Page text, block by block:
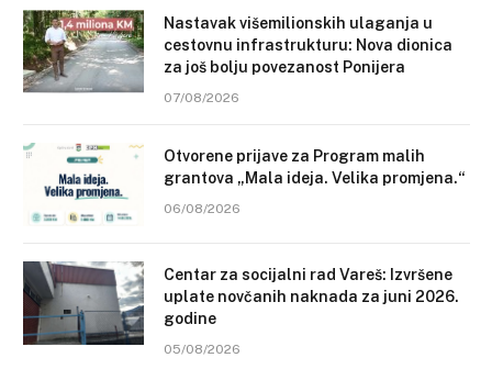
Nastavak višemilionskih ulaganja u
cestovnu infrastrukturu: Nova dionica
za još bolju povezanost Ponijera
07/08/2026
Otvorene prijave za Program malih
grantova „Mala ideja. Velika promjena.“
06/08/2026
Centar za socijalni rad Vareš: Izvršene
uplate novčanih naknada za juni 2026.
godine
05/08/2026